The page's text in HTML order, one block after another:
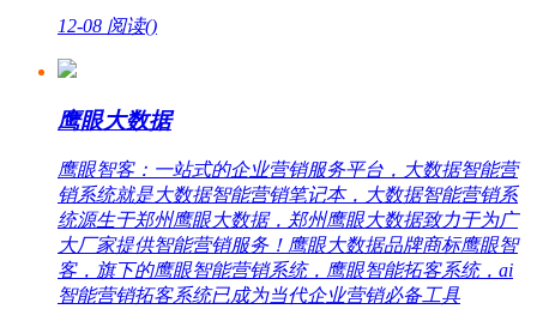
12-08 阅读()
鹰眼大数据
鹰眼智客：一站式的企业营销服务平台，大数据智能营
销系统就是大数据智能营销笔记本，大数据智能营销系
统源生于郑州鹰眼大数据，郑州鹰眼大数据致力于为广
大厂家提供智能营销服务！鹰眼大数据品牌商标鹰眼智
客，旗下的鹰眼智能营销系统，鹰眼智能拓客系统，ai
智能营销拓客系统已成为当代企业营销必备工具